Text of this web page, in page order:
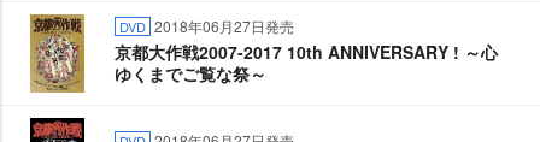
DVD 2018年06月27日発売
京都大作戦2007-2017 10th ANNIVERSARY ! ～心
ゆくまでご覧な祭～